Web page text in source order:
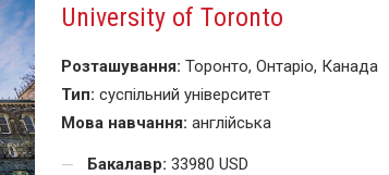
University of Tоronto
Розташування: Торонто, Онтаріо, Канада
Тип: суспільний університет
Мова навчання: англійська
Бакалавр: 33980 USD